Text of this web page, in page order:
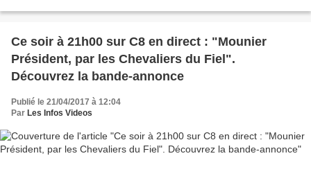
Ce soir à 21h00 sur C8 en direct : "Mounier
Président, par les Chevaliers du Fiel".
Découvrez la bande-annonce
Publié le 21/04/2017 à 12:04
Par Les Infos Videos